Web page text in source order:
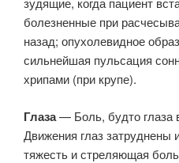
болезненные при
назад; опухолевидное
сильнейшая пульсация
хрипами (при крупе).
Глаза— Боль, будто глаза
Движения глаз
тяжесть и стреляющая